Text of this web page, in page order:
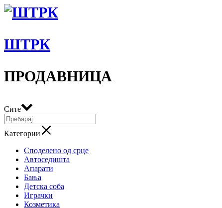
ШТРК
ПРОДАВНИЦА
Сите
Категории
Споделено од срце
Автоседишта
Апарати
Бања
Детска соба
Играчки
Козметика